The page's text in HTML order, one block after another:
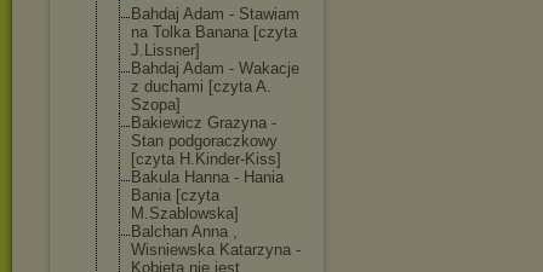
Bahdaj Adam - Stawiam
na Tolka Banana [czyta
J.Lissner]
Bahdaj Adam - Wakacje
z duchami [czyta A.
Szopa]
Bakiewicz Grazyna -
Stan podgoraczkowy
[czyta H.Kinder-Kiss]
Bakula Hanna - Hania
Bania [czyta
M.Szablowska]
Balchan Anna ,
Wisniewska Katarzyna -
Kobieta nie jest